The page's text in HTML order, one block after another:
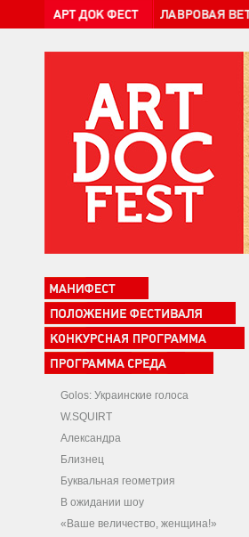
Golos: Украинские голоса
W.SQUIRT
Александра
Близнец
Буквальная геометрия
В ожидании шоу
«Ваше величество, женщина!»